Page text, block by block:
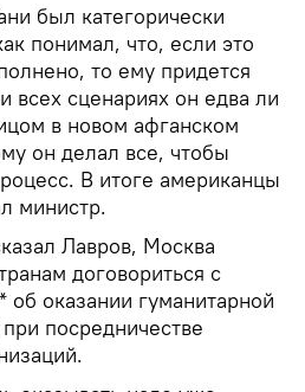
был категорически
понимал, что, если это
то ему придется
всех сценариях он едва ли
в новом афганском
он делал все, чтобы
В итоге американцы
министр.
Лавров, Москва
договориться с
оказании гуманитарной
посредничестве